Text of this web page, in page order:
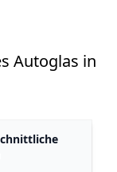
Autoglas in